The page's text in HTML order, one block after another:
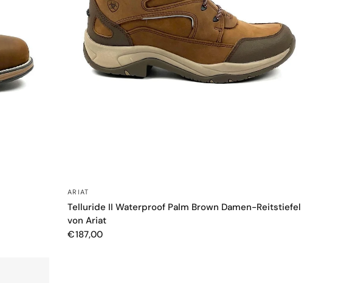
ARIAT
Telluride II Waterproof Palm Brown Damen-Reitstiefel
von Ariat
€187,00